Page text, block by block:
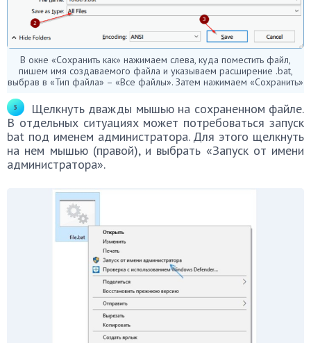
В окне «Сохранить как» нажимаем слева, куда поместить файл,
пишем имя создаваемого файла и указываем расширение .bat,
выбрав в «Тип файла» – «Все файлы». Затем нажимаем «Сохранить»
Щелкнуть дважды мышью на сохраненном файле.
В отдельных ситуациях может потребоваться запуск
bat под именем администратора. Для этого щелкнуть
на нем мышью (правой), и выбрать «Запуск от имени
администратора».